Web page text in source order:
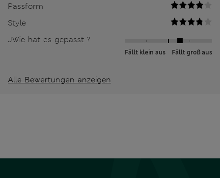
Passform
Style
JWie hat es gepasst ?
Fällt klein aus Fällt groß aus
Alle Bewertungen anzeigen